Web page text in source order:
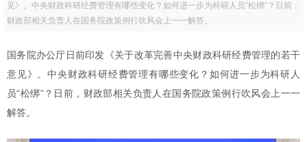
见》。中央财政科研经费管理有哪些变化？如何进一步为科研人员“松绑”？日前，
财政部相关负责人在国务院政策例行吹风会上一一解答。
国务院办公厅日前印发《关于改革完善中央财政科研经费管理的若干
意见》。中央财政科研经费管理有哪些变化？如何进一步为科研人
员“松绑”？日前，财政部相关负责人在国务院政策例行吹风会上一一
解答。